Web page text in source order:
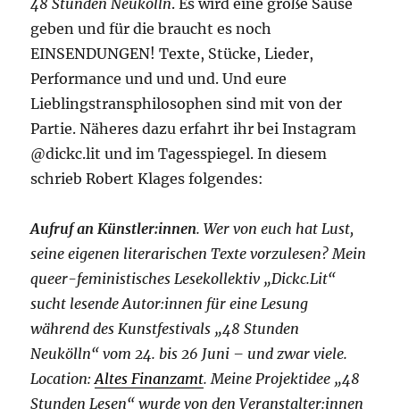
geben und für die braucht es noch
EINSENDUNGEN! Texte, Stücke, Lieder,
Performance und und und. Und eure
Lieblingstransphilosophen sind mit von der
Partie. Näheres dazu erfahrt ihr bei Instagram
@dickc.lit und im Tagesspiegel. In diesem
schrieb Robert Klages folgendes:
Aufruf an Künstler:innen. Wer von euch hat Lust,
seine eigenen literarischen Texte vorzulesen? Mein
queer-feministisches Lesekollektiv „Dickc.Lit“
sucht lesende Autor:innen für eine Lesung
während des Kunstfestivals „48 Stunden
Neukölln“ vom 24. bis 26 Juni – und zwar viele.
Location:Altes Finanzamt. Meine Projektidee „48
Stunden Lesen“ wurde von den Veranstalter:innen